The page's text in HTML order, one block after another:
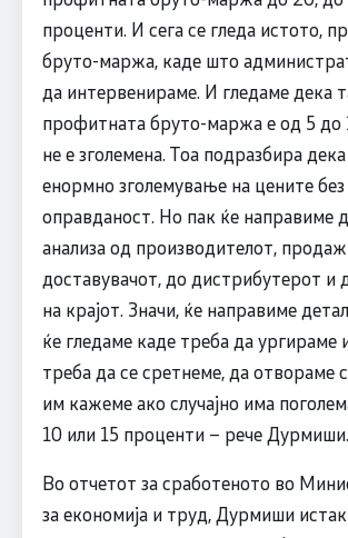
проценти. И сега се гледа истото,
бруто-маржа, каде што
да интервенираме. И гледаме дека
профитната бруто-маржа е од 5 до
не е зголемена. Тоа подразбира
енормно зголемување на цените
оправданост. Но пак ќе направиме
анализа од производителот,
доставувачот, до дистрибутерот и
на крајот. Значи, ќе направиме
ќе гледаме каде треба да ургираме
треба да се сретнеме, да отвораме
им кажеме ако случајно има
10 или 15 проценти – рече Дурмиши.
Во отчетот за сработеното во
за економија и труд, Дурмиши